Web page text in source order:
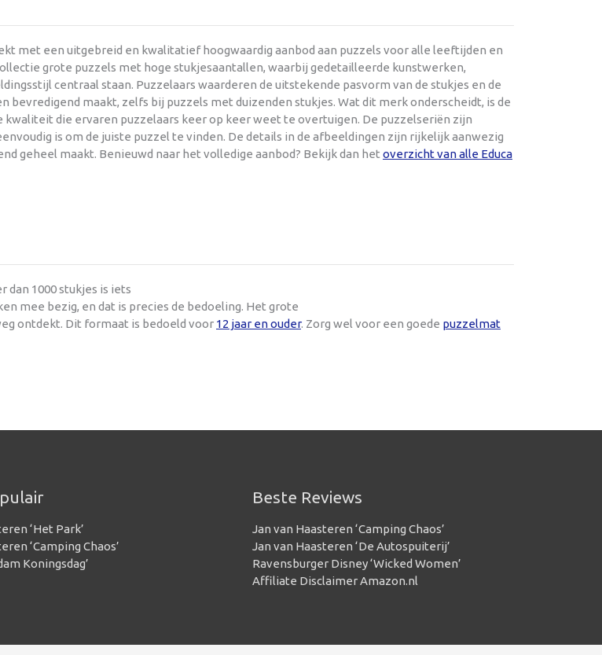
met een uitgebreid en kwalitatief hoogwaardig aanbod aan puzzels voor alle leeftijden en
grote puzzels met hoge stukjesaantallen, waarbij gedetailleerde kunstwerken,
centraal staan. Puzzelaars waarderen de uitstekende pasvorm van de stukjes en de
bevredigend maakt, zelfs bij puzzels met duizenden stukjes. Wat dit merk onderscheidt, is de
die ervaren puzzelaars keer op keer weet te overtuigen. De puzzelseriën zijn
is om de juiste puzzel te vinden. De details in de afbeeldingen zijn rijkelijk aanwezig
geheel maakt. Benieuwd naar het volledige aanbod? Bekijk dan het overzicht van alle Educa
dan 1000 stukjes is iets
mee bezig, en dat is precies de bedoeling. Het grote
ontdekt. Dit formaat is bedoeld voor 12 jaar en ouder. Zorg wel voor een goede puzzelmat
‘Het Park’
‘Camping Chaos’
Koningsdag’
Beste Reviews
Jan van Haasteren ‘Camping Chaos’
Jan van Haasteren ‘De Autospuiterij’
Ravensburger Disney ‘Wicked Women’
Affiliate Disclaimer Amazon.nl